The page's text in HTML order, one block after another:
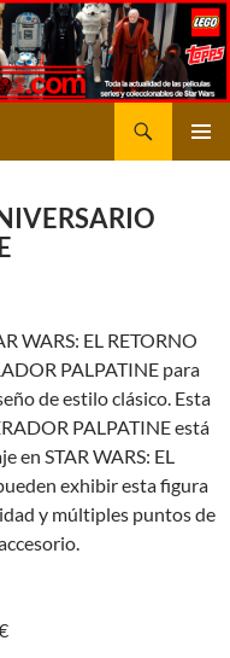
WARS: EL RETORNO
PALPATINE para
de estilo clásico. Esta
PALPATINE está
en STAR WARS: EL
exhibir esta figura
y múltiples puntos de